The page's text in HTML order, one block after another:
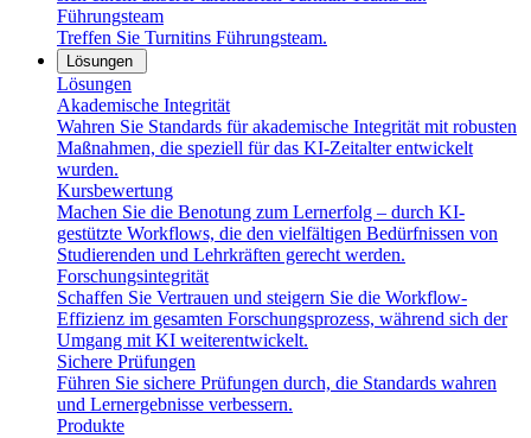
Führungsteam
Treffen Sie Turnitins Führungsteam.
Lösungen
Lösungen
Akademische Integrität
Wahren Sie Standards für akademische Integrität mit robusten
Maßnahmen, die speziell für das KI-Zeitalter entwickelt
wurden.
Kursbewertung
Machen Sie die Benotung zum Lernerfolg – durch KI-
gestützte Workflows, die den vielfältigen Bedürfnissen von
Studierenden und Lehrkräften gerecht werden.
Forschungsintegrität
Schaffen Sie Vertrauen und steigern Sie die Workflow-
Effizienz im gesamten Forschungsprozess, während sich der
Umgang mit KI weiterentwickelt.
Sichere Prüfungen
Führen Sie sichere Prüfungen durch, die Standards wahren
und Lernergebnisse verbessern.
Produkte